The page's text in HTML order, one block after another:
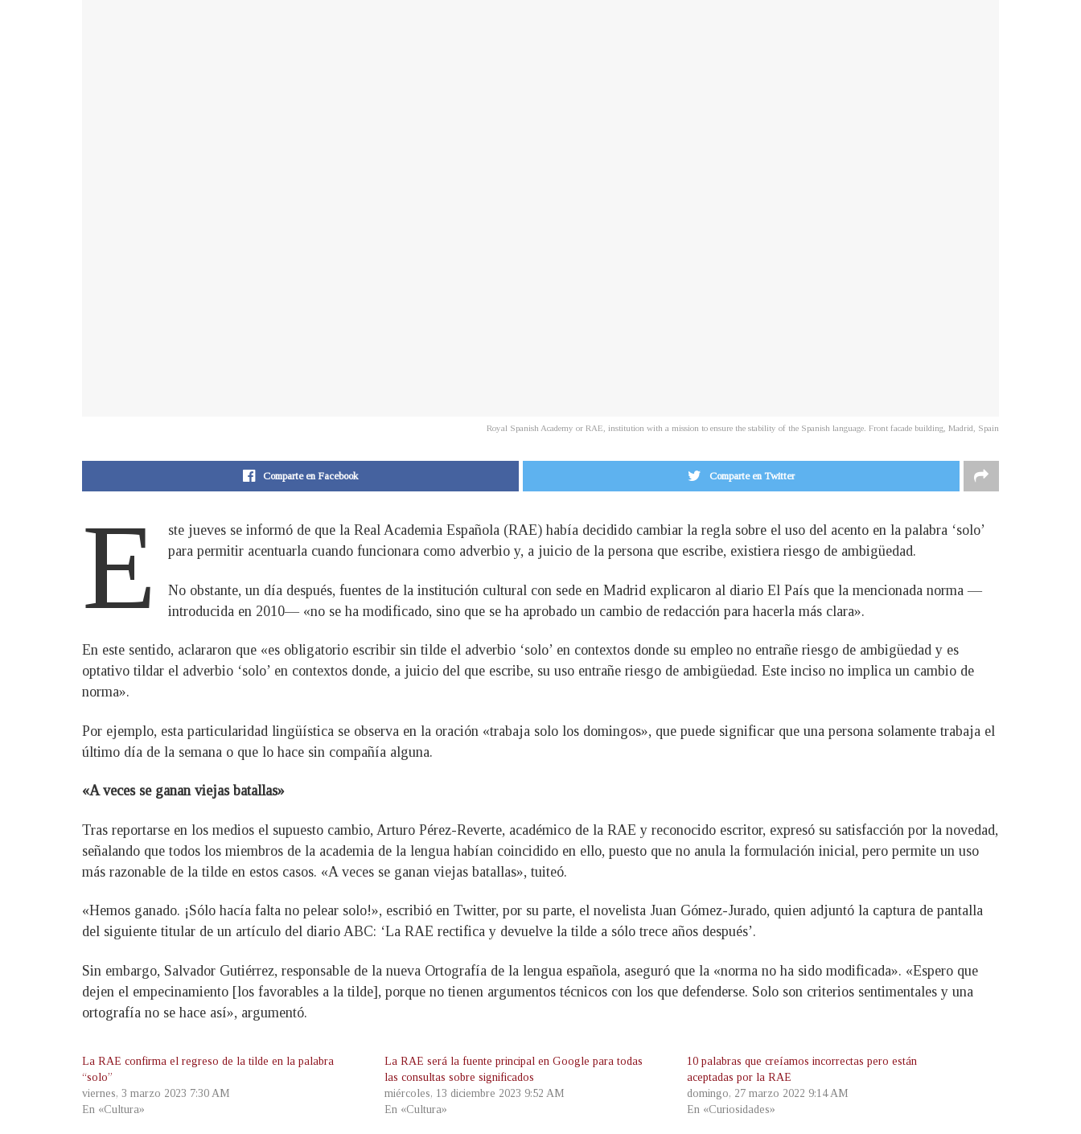
Royal Spanish Academy or RAE, institution with a mission to ensure the stability of the Spanish language. Front facade building, Madrid, Spain
Comparte en Facebook Comparte en Twitter
E
ste jueves se informó de que la Real Academia Española (RAE) había decidido cambiar la regla sobre el uso del acento en la palabra ‘solo’
para permitir acentuarla cuando funcionara como adverbio y, a juicio de la persona que escribe, existiera riesgo de ambigüedad.
No obstante, un día después, fuentes de la institución cultural con sede en Madrid explicaron al diario El País que la mencionada norma —
introducida en 2010— «no se ha modificado, sino que se ha aprobado un cambio de redacción para hacerla más clara».
En este sentido, aclararon que «es obligatorio escribir sin tilde el adverbio ‘solo’ en contextos donde su empleo no entrañe riesgo de ambigüedad y es
optativo tildar el adverbio ‘solo’ en contextos donde, a juicio del que escribe, su uso entrañe riesgo de ambigüedad. Este inciso no implica un cambio de
norma».
Por ejemplo, esta particularidad lingüística se observa en la oración «trabaja solo los domingos», que puede significar que una persona solamente trabaja el
último día de la semana o que lo hace sin compañía alguna.
«A veces se ganan viejas batallas»
Tras reportarse en los medios el supuesto cambio, Arturo Pérez-Reverte, académico de la RAE y reconocido escritor, expresó su satisfacción por la novedad,
señalando que todos los miembros de la academia de la lengua habían coincidido en ello, puesto que no anula la formulación inicial, pero permite un uso
más razonable de la tilde en estos casos. «A veces se ganan viejas batallas», tuiteó.
«Hemos ganado. ¡Sólo hacía falta no pelear solo!», escribió en Twitter, por su parte, el novelista Juan Gómez-Jurado, quien adjuntó la captura de pantalla
del siguiente titular de un artículo del diario ABC: ‘La RAE rectifica y devuelve la tilde a sólo trece años después’.
Sin embargo, Salvador Gutiérrez, responsable de la nueva Ortografía de la lengua española, aseguró que la «norma no ha sido modificada». «Espero que
dejen el empecinamiento [los favorables a la tilde], porque no tienen argumentos técnicos con los que defenderse. Solo son criterios sentimentales y una
ortografía no se hace así», argumentó.
La RAE confirma el regreso de la tilde en la palabra
“solo”
viernes, 3 marzo 2023 7:30 AM
En «Cultura»
La RAE será la fuente principal en Google para todas
las consultas sobre significados
miércoles, 13 diciembre 2023 9:52 AM
En «Cultura»
10 palabras que creíamos incorrectas pero están
aceptadas por la RAE
domingo, 27 marzo 2022 9:14 AM
En «Curiosidades»